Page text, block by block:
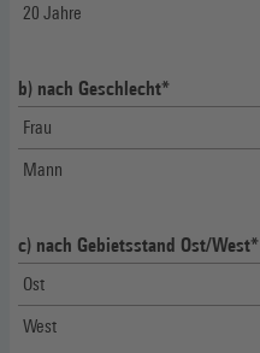
20 Jahre
b) nach Geschlecht*
Frau
Mann
c) nach Gebietsstand Ost/West*
Ost
West